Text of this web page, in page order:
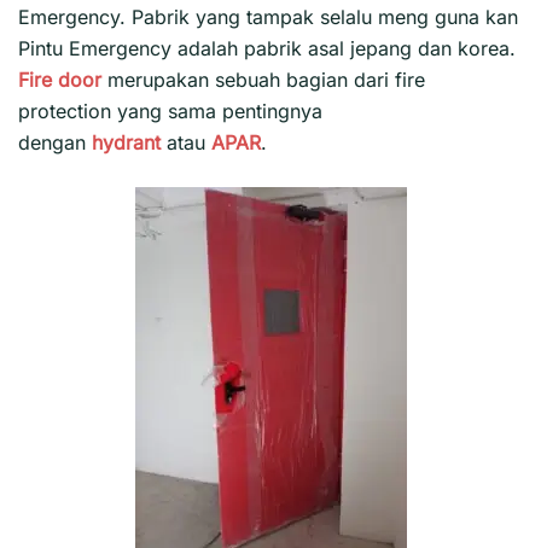
Emergency. Pabrik yang tampak selalu meng guna kan
Pintu Emergency adalah pabrik asal jepang dan korea.
Fire doormerupakan sebuah bagian dari fire
protection yang sama pentingnya
dengan hydrant atau APAR.